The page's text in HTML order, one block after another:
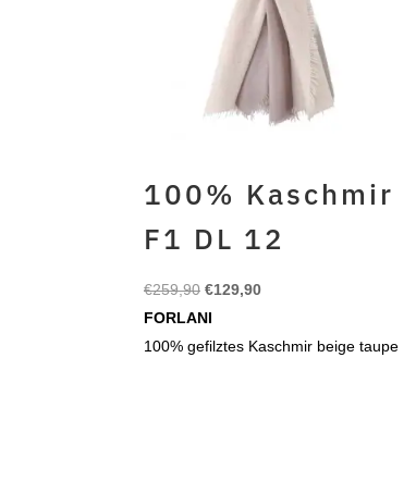
100% Kaschmir
F1 DL 12
€259,90 Ursprünglicher
Preis
war:
€129,90Aktueller
ist:
FORLANI
100% gefilztes Kaschmir beige taupe